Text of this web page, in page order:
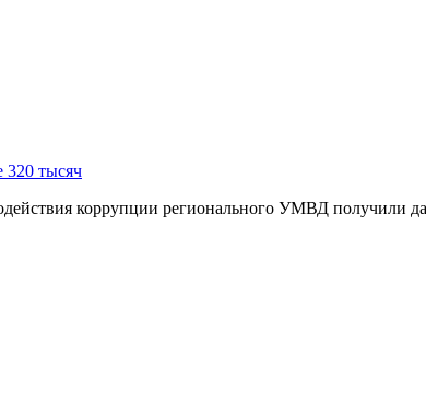
320 тысяч
коррупции регионального УМВД получили